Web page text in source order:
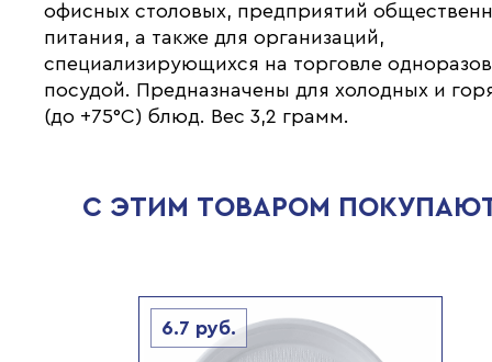
офисных столовых, предприятий
питания, а также для организаций,
специализирующихся на торговле
посудой. Предназначены для холодных и
(до +75°C) блюд. Вес 3,2 грамм.
С ЭТИМ ТОВАРОМ
6.7 руб.